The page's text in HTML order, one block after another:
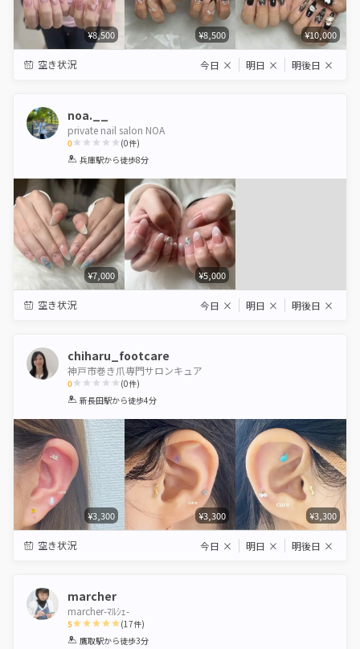
¥8,500 ¥8,500 ¥10,000
空き状況 今日 × 明日 × 明後日 ×
noa.__
private nail salon NOA
0
1 2 3 4 5
(0件)
兵庫駅から徒歩8分
¥7,000 ¥5,000
空き状況 今日 × 明日 × 明後日 ×
chiharu_footcare
神戸市巻き爪専門サロンキュア
0
1 2 3 4 5
(0件)
新長田駅から徒歩4分
¥3,300 ¥3,300 ¥3,300
空き状況 今日 × 明日 × 明後日 ×
marcher
marcher-ﾏﾙｼｪ-
5
1 2 3 4 5
(17件)
鷹取駅から徒歩3分